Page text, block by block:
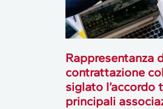
Rappresentanza
contrattazione
siglato l’accordo
principali